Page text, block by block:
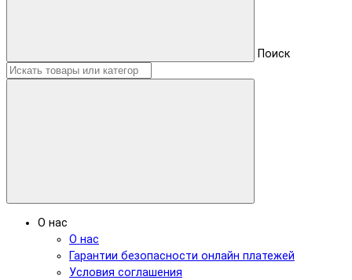
Поиск
О нас
О нас
Гарантии безопасности онлайн платежей
Условия соглашения